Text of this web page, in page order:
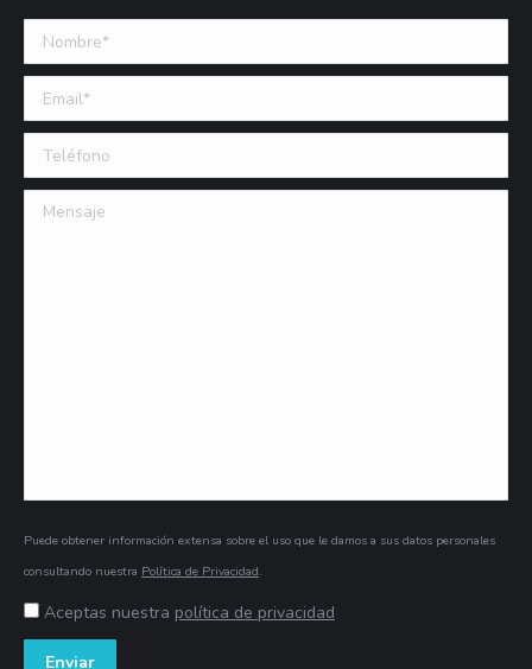
Nombre *
Email (requerido)
Teléfono
Mensaje
Puede obtener información extensa sobre el uso que le damos a sus datos personales
consultando nuestra Política de Privacidad.
Aceptas nuestra política de privacidad